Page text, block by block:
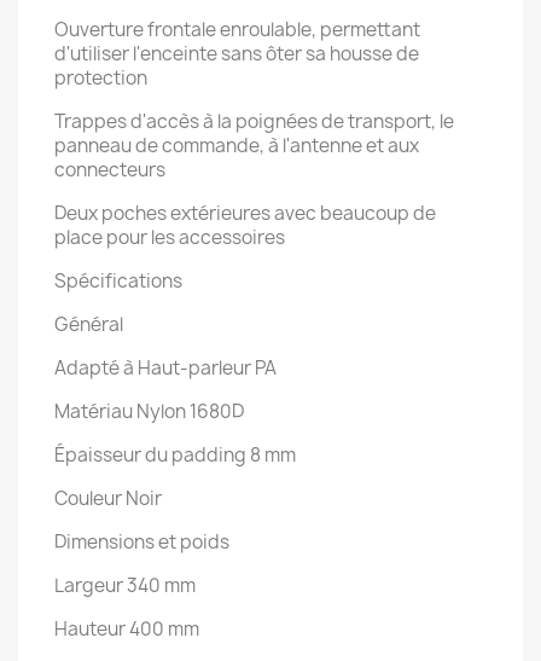
Ouverture frontale enroulable, permettant
d'utiliser l'enceinte sans ôter sa housse de
protection
Trappes d'accès à la poignées de transport, le
panneau de commande, à l'antenne et aux
connecteurs
Deux poches extérieures avec beaucoup de
place pour les accessoires
Spécifications
Général
Adapté à Haut-parleur PA
Matériau Nylon 1680D
Épaisseur du padding 8 mm
Couleur Noir
Dimensions et poids
Largeur 340 mm
Hauteur 400 mm